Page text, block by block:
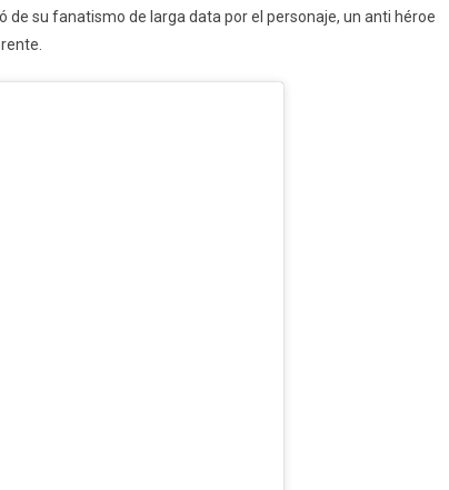
de su fanatismo de larga data por el personaje, un anti héroe